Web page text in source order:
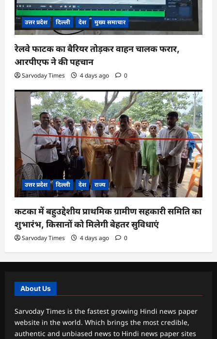
उत्तर प्रदेश दिल्ली देश मुख्य समाचार
रेलवे फाटक का बैरियर तोड़कर वाहन चालक फरार,
आरपीएफ ने की पहचान
Sarvoday Times 4 days ago 0
उत्तर प्रदेश दिल्ली देश राज्य
कटका में बहुउद्देशीय प्राथमिक ग्रामीण सहकारी समिति का
शुभारंभ, किसानों को मिलेगी बेहतर सुविधाएं
Sarvoday Times 4 days ago 0
About Us
Sarvoday Times is the fastest growing Hindi news paper
website in the world. Which brings the most credible,
authentic and unbiased news to Hindi news paper sites